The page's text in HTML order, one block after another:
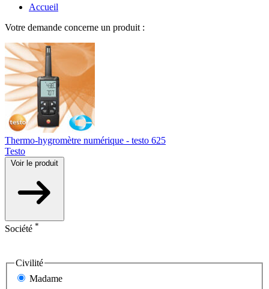
Accueil
Votre demande concerne un produit :
Thermo-hygromètre numérique - testo 625
Testo
Voir le produit
Société *
Civilité
Madame